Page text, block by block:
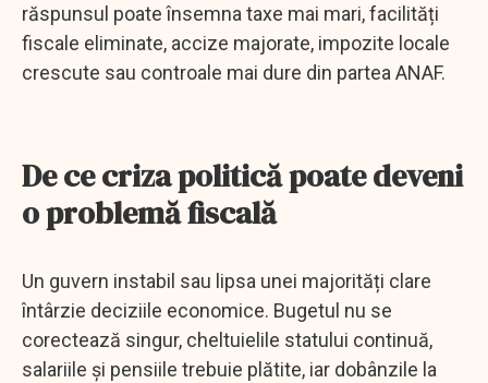
răspunsul poate însemna taxe mai mari, facilități
fiscale eliminate, accize majorate, impozite locale
crescute sau controale mai dure din partea ANAF.
De ce criza politică poate deveni
o problemă fiscală
Un guvern instabil sau lipsa unei majorități clare
întârzie deciziile economice. Bugetul nu se
corectează singur, cheltuielile statului continuă,
salariile și pensiile trebuie plătite, iar dobânzile la